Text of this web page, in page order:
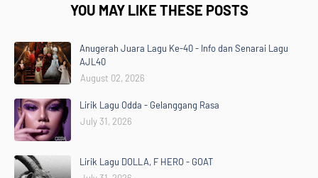
YOU MAY LIKE THESE POSTS
Anugerah Juara Lagu Ke-40 - Info dan Senarai Lagu
AJL40
August 02, 2026
Lirik Lagu Odda - Gelanggang Rasa
July 31, 2026
Lirik Lagu DOLLA, F HERO - GOAT